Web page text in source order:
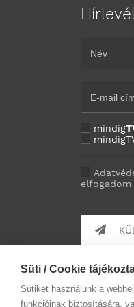
mindig
elfogadom
Süti / Cookie
Sütiket használunk a
funkcióinak biztosítására,